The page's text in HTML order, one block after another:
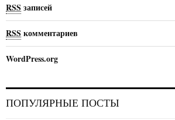
RSS записей
RSS комментариев
WordPress.org
ПОПУЛЯРНЫЕ ПОСТЫ